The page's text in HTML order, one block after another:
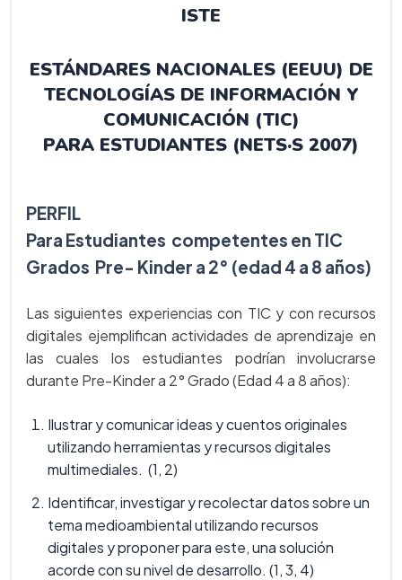
ISTE
ESTÁNDARES NACIONALES (EEUU) DE
TECNOLOGÍAS DE INFORMACIÓN Y
COMUNICACIÓN (TIC)
PARA ESTUDIANTES (NETS·S 2007)
PERFIL
Para Estudiantes competentes en TIC
Grados Pre- Kinder a 2° (edad 4 a 8 años)
Las siguientes experiencias con TIC y con recursos
digitales ejemplifican actividades de aprendizaje en
las cuales los estudiantes podrían involucrarse
durante Pre-Kinder a 2° Grado (Edad 4 a 8 años):
Ilustrar y comunicar ideas y cuentos originales
utilizando herramientas y recursos digitales
multimediales. (1, 2)
Identificar, investigar y recolectar datos sobre un
tema medioambiental utilizando recursos
digitales y proponer para este, una solución
acorde con su nivel de desarrollo. (1, 3, 4)